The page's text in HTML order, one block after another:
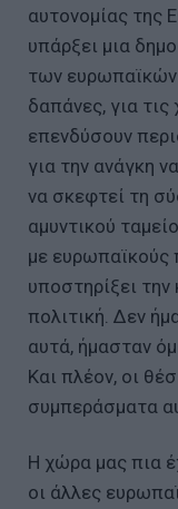
αυτονομίας της
υπάρξει μια
των ευρωπαϊκών
δαπάνες, για
επενδύσουν
για την ανάγκη
να σκεφτεί τη
αμυντικού
με ευρωπαϊκούς
υποστηρίξει
πολιτική. Δεν
αυτά, ήμασταν
Και πλέον, οι
συμπεράσματα
Η χώρα μας πια
οι άλλες